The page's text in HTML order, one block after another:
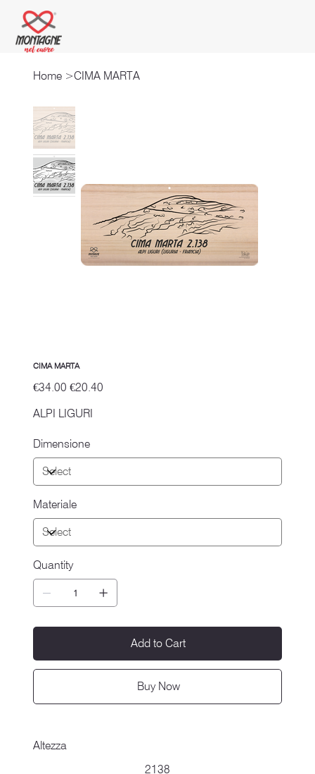
Home >CIMA MARTA
CIMA MARTA
Original
price
€34.00
Sale
price
€20.40
ALPI LIGURI
Dimensione
Materiale
Quantity
Add to Cart
Buy Now
Altezza
2138